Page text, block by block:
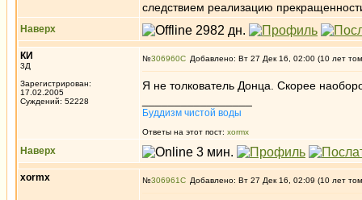
следствием реализацию
Наверх
КИ
3Д
Зарегистрирован:
17.02.2005
Суждений: 52228
№306960 Добавлено: Вт 27 Дек 16, 02:00 (10 лет
Я не толкователь Донца. Скорее
Буддизм чистой воды
Ответы на этот пост: xormx
Наверх
xormx №306961 Добавлено: Вт 27 Дек 16, 02:09 (10 лет